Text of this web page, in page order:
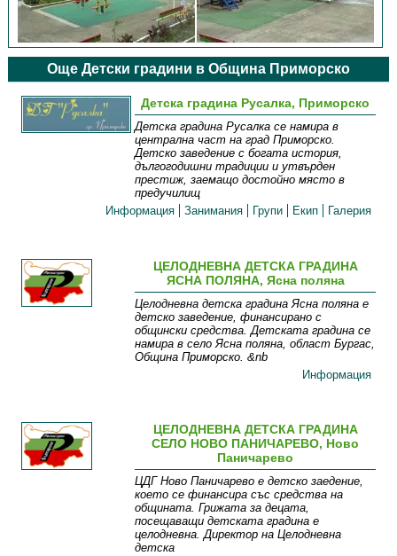
Още Детски градини в Община Приморско
Детска градина Русалка, Приморско
Детска градина Русалка се намира в
централна част на град Приморско.
Детско заведение с богата история,
дългогодишни традиции и утвърден
престиж, заемащо достойно място в
предучилищ
Информация
Занимания Групи Екип Галерия
ЦЕЛОДНЕВНА ДЕТСКА ГРАДИНА
ЯСНА ПОЛЯНА, Ясна поляна
Целодневна детска градина Ясна поляна е
детско заведение, финансирано с
общински средства. Детската градина се
намира в село Ясна поляна, област Бургас,
Община Приморско. &nb
Информация
ЦЕЛОДНЕВНА ДЕТСКА ГРАДИНА
СЕЛО НОВО ПАНИЧАРЕВО, Ново
Паничарево
ЦДГ Ново Паничарево е детско заедение,
което се финансира със средства на
общината. Грижата за децата,
посещаващи детската градина е
целодневна. Директор на Целодневна
детска